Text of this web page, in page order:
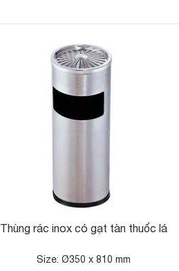
Thùng rác inox có gạt tàn thuốc lá
Size: Ø350 x 810 mm